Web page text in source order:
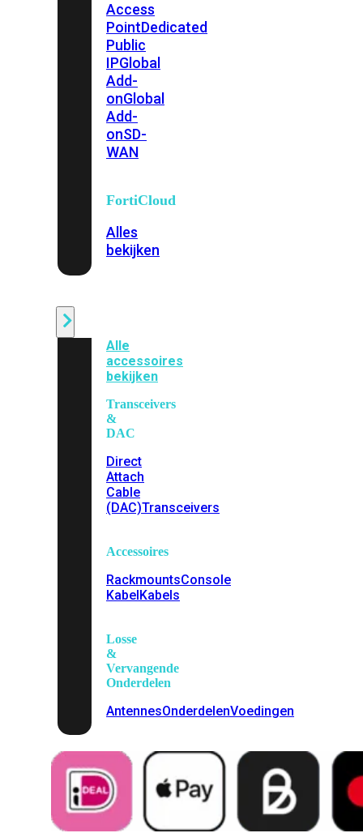
Access
PointDedicated
Public
IPGlobal
Add-
onGlobal
Add-
onSD-
WAN
FortiCloud
Alles
bekijken
Alle
accessoires
bekijken
Transceivers
&
DAC
Direct
Attach
Cable
(DAC)Transceivers
Accessoires
RackmountsConsole
KabelKabels
Losse
&
Vervangende
Onderdelen
AntennesOnderdelenVoedingen